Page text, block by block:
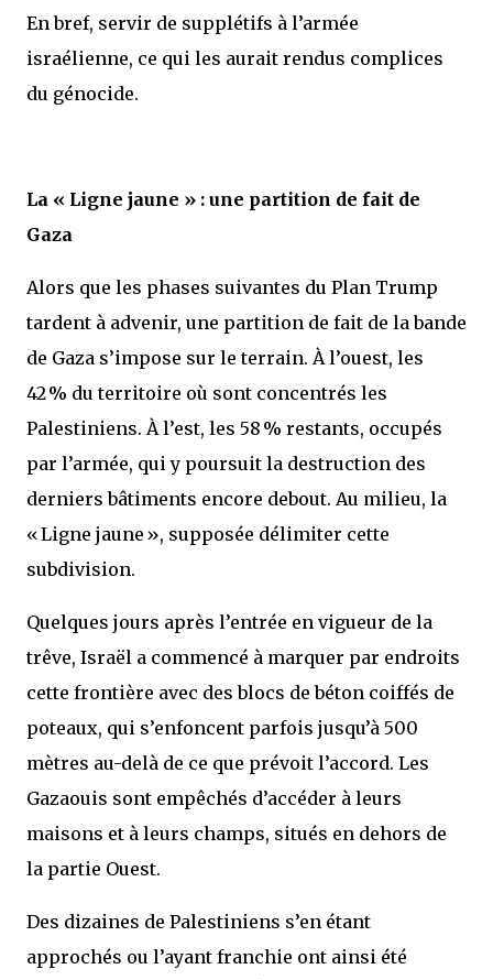
En bref, servir de supplétifs à l’armée
israélienne, ce qui les aurait rendus complices
du génocide.
La « Ligne jaune » : une partition de fait de
Gaza
Alors que les phases suivantes du Plan Trump
tardent à advenir, une partition de fait de la bande
de Gaza s’impose sur le terrain. À l’ouest, les
42 % du territoire où sont concentrés les
Palestiniens. À l’est, les 58 % restants, occupés
par l’armée, qui y poursuit la destruction des
derniers bâtiments encore debout. Au milieu, la
« Ligne jaune », supposée délimiter cette
subdivision.
Quelques jours après l’entrée en vigueur de la
trêve, Israël a commencé à marquer par endroits
cette frontière avec des blocs de béton coiffés de
poteaux, qui s’enfoncent parfois jusqu’à 500
mètres au-delà de ce que prévoit l’accord. Les
Gazaouis sont empêchés d’accéder à leurs
maisons et à leurs champs, situés en dehors de
la partie Ouest.
Des dizaines de Palestiniens s’en étant
approchés ou l’ayant franchie ont ainsi été